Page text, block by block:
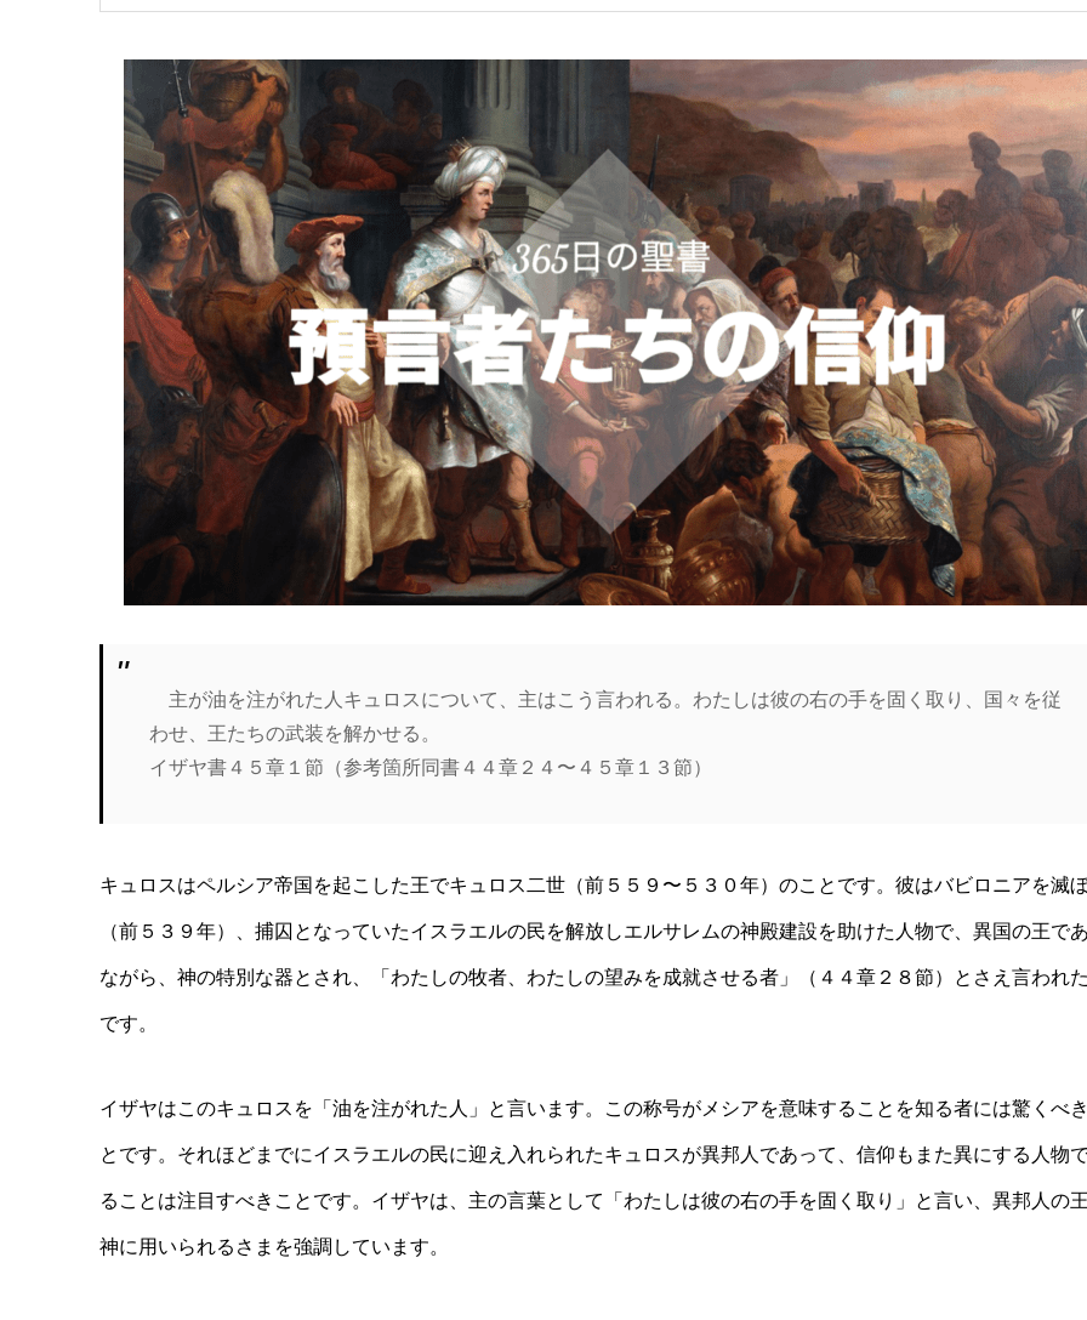
主が油を注がれた人キュロスについて、主はこう言われる。わたしは彼の右の手を固く取り、国々を従
わせ、王たちの武装を解かせる。
イザヤ書４５章１節（参考箇所同書４４章２４〜４５章１３節）
キュロスはペルシア帝国を起こした王でキュロス二世（前５５９〜５３０年）のことです。彼はバビロニアを滅
（前５３９年）、捕囚となっていたイスラエルの民を解放しエルサレムの神殿建設を助けた人物で、異国の王で
ながら、神の特別な器とされ、「わたしの牧者、わたしの望みを成就させる者」（４４章２８節）とさえ言われ
です。
イザヤはこのキュロスを「油を注がれた人」と言います。この称号がメシアを意味することを知る者には驚くべ
とです。それほどまでにイスラエルの民に迎え入れられたキュロスが異邦人であって、信仰もまた異にする人物
ることは注目すべきことです。イザヤは、主の言葉として「わたしは彼の右の手を固く取り」と言い、異邦人の
神に用いられるさまを強調しています。